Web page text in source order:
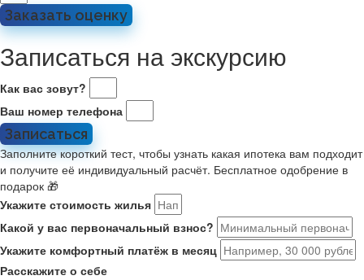
Заказать оценку
Записаться на экскурсию
Как вас зовут?
Ваш номер телефона
Записаться
Заполните короткий тест, чтобы узнать какая ипотека вам подходит
и получите её индивидуальный расчёт. Бесплатное одобрение в
подарок 🎁
Укажите стоимость жилья
Какой у вас первоначальный взнос?
Укажите комфортный платёж в месяц
Расскажите о себе